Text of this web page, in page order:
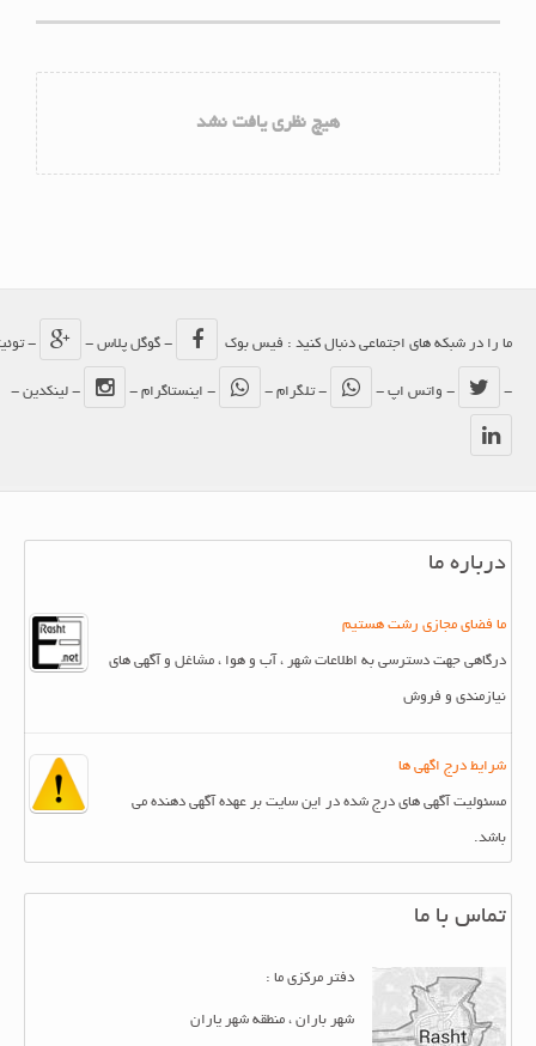
هیچ نظری یافت نشد
ما را در شبکه های اجتماعی دنبال کنید : فیس بوک - گوگل پلاس - - توئیتر
- واتس اپ - - تلگرام - - اینستاگرام - - لینکدین -
درباره ما
ما فضای مجازی رشت هستیم
درگاهی جهت دسترسی به اطلاعات شهر ، آب و هوا ، مشاغل و آگهی های
نیازمندی و فروش
شرایط درج اگهی ها
مسئولیت آگهی های درج شده در این سایت بر عهده آگهی دهنده می
باشد.
تماس با ما
دفتر مرکزی ما :
شهر باران ، منطقه شهر یاران